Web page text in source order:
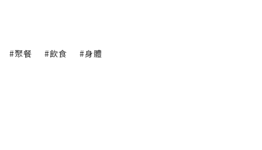
#聚餐 #飲食 #身體